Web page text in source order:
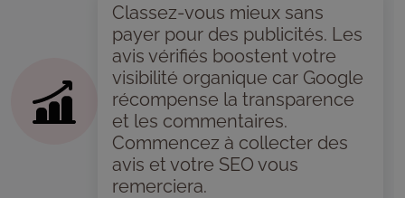
Classez-vous mieux sans
payer pour des publicités. Les
avis vérifiés boostent votre
visibilité organique car Google
récompense la transparence
et les commentaires.
Commencez à collecter des
avis et votre SEO vous
remerciera.